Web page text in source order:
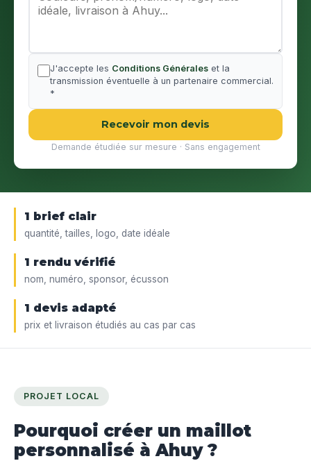
J'accepte les Conditions Générales et la
transmission éventuelle à un partenaire commercial.
*
Recevoir mon devis
Demande étudiée sur mesure · Sans engagement
1 brief clair
quantité, tailles, logo, date idéale
1 rendu vérifié
nom, numéro, sponsor, écusson
1 devis adapté
prix et livraison étudiés au cas par cas
PROJET LOCAL
Pourquoi créer un maillot
personnalisé à Ahuy ?